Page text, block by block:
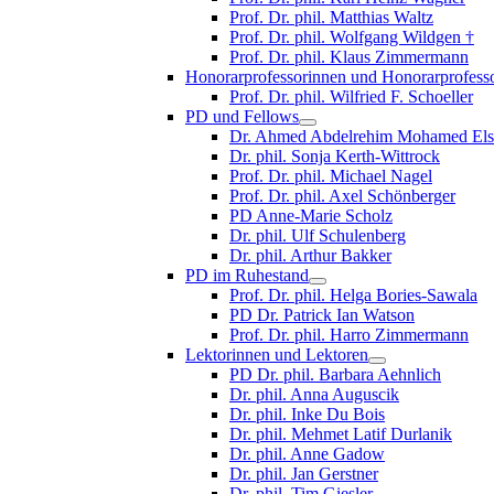
Prof. Dr. phil. Matthias Waltz
Prof. Dr. phil. Wolfgang Wildgen †
Prof. Dr. phil. Klaus Zimmermann
Honorarprofessorinnen und
Prof. Dr. phil. Wilfried F. Schoeller
PD und Fellows
Dr. Ahmed Abdelrehim Mohamed
Dr. phil. Sonja Kerth-Wittrock
Prof. Dr. phil. Michael Nagel
Prof. Dr. phil. Axel Schönberger
PD Anne-Marie Scholz
Dr. phil. Ulf Schulenberg
Dr. phil. Arthur Bakker
PD im Ruhestand
Prof. Dr. phil. Helga Bories-Sawala
PD Dr. Patrick Ian Watson
Prof. Dr. phil. Harro Zimmermann
Lektorinnen und Lektoren
PD Dr. phil. Barbara Aehnlich
Dr. phil. Anna Auguscik
Dr. phil. Inke Du Bois
Dr. phil. Mehmet Latif Durlanik
Dr. phil. Anne Gadow
Dr. phil. Jan Gerstner